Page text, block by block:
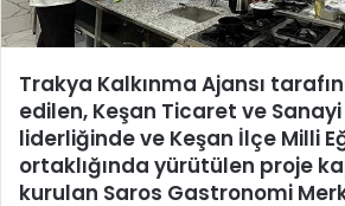
Trakya Kalkınma Ajansı
edilen, Keşan Ticaret ve Sanayi
liderliğinde ve Keşan İlçe Milli
ortaklığında yürütülen proje
kurulan Saros Gastronomi